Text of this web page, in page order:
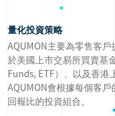
量化投資策略
AQUMON主要為零售客
於美國上市交易所買賣基
Funds, ETF）、以及香港
AQUMON會根據每個客
回報比的投資組合。